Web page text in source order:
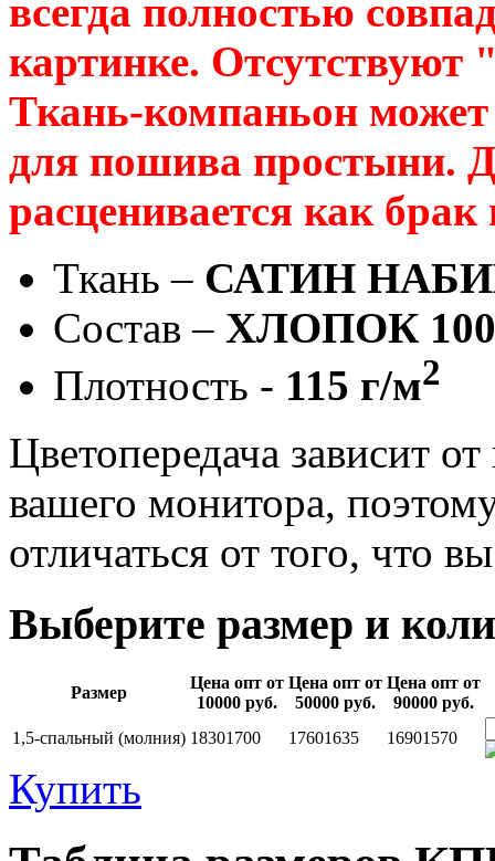
всегда полностью
картинке.
Ткань-компаньон
для пошива простыни.
расценивается как
Ткань – САТИН
Состав – ХЛОПОК
Плотность - 115 г/м2
Цветопередача зависит
вашего монитора,
отличаться от того, что
Выберите размер и
Размер
Цена опт от
10000 руб.
Цена опт от
50000 руб.
Цена опт от
90000 руб.
1,5-спальный (молния) 18301700 17601635 16901570
Купить